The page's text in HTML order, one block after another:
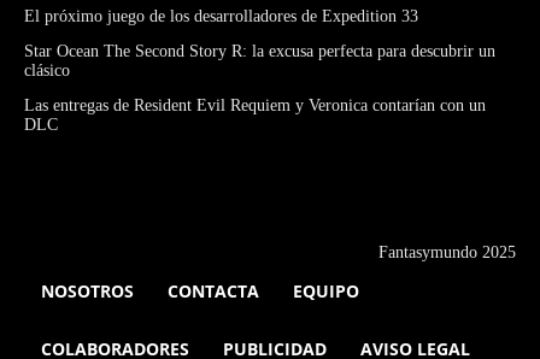
El próximo juego de los desarrolladores de Expedition 33
Star Ocean The Second Story R: la excusa perfecta para descubrir un
clásico
Las entregas de Resident Evil Requiem y Veronica contarían con un
DLC
Fantasymundo 2025
NOSOTROS CONTACTA EQUIPO
COLABORADORES PUBLICIDAD AVISO LEGAL